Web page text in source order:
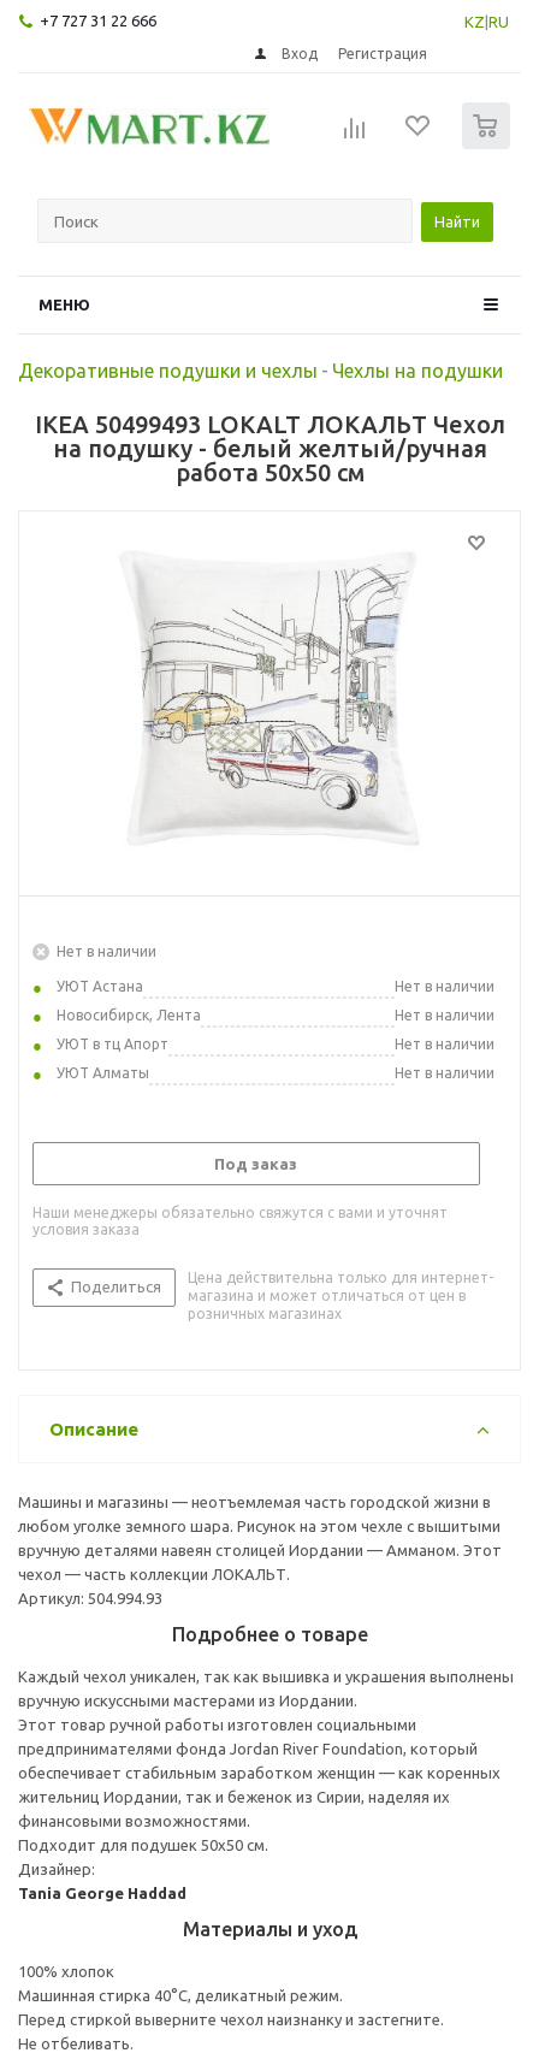
+7 727 31 22 666 KZ RU
Вход Регистрация
Найти
МЕНЮ
Декоративные подушки и чехлы - Чехлы на подушки
IKEA 50499493 LOKALT ЛОКАЛЬТ Чехол
на подушку - белый желтый/ручная
работа 50x50 см
Нет в наличии
УЮТ Астана
Нет в наличии
Новосибирск, Лента
Нет в наличии
УЮТ в тц Апорт
Нет в наличии
УЮТ Алматы
Нет в наличии
Под заказ
Наши менеджеры обязательно свяжутся с вами и уточнят
условия заказа
Поделиться
Цена действительна только для интернет-
магазина и может отличаться от цен в
розничных магазинах
Описание
Машины и магазины — неотъемлемая часть городской жизни в
любом уголке земного шара. Рисунок на этом чехле с вышитыми
вручную деталями навеян столицей Иордании — Амманом. Этот
чехол — часть коллекции ЛОКАЛЬТ.
Артикул: 504.994.93
Подробнее о товаре
Каждый чехол уникален, так как вышивка и украшения выполнены
вручную искуссными мастерами из Иордании.
Этот товар ручной работы изготовлен социальными
предпринимателями фонда Jordan River Foundation, который
обеспечивает стабильным заработком женщин — как коренных
жительниц Иордании, так и беженок из Сирии, наделяя их
финансовыми возможностями.
Подходит для подушек 50x50 см.
Дизайнер:
Tania George Haddad
Материалы и уход
100% хлопок
Машинная стирка 40°С, деликатный режим.
Перед стиркой выверните чехол наизнанку и застегните.
Не отбеливать.